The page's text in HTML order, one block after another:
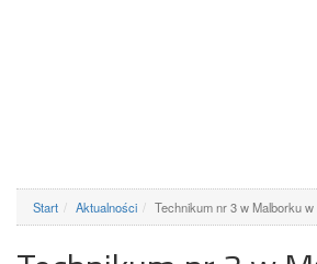
Start Aktualności Technikum nr 3 w Malborku w